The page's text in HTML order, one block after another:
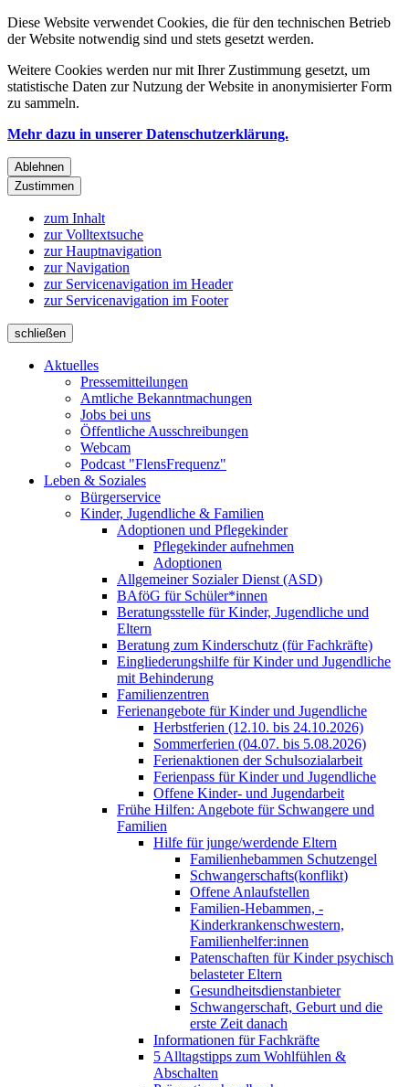
Diese Website verwendet Cookies, die für den technischen Betrieb
der Website notwendig sind und stets gesetzt werden.
Weitere Cookies werden nur mit Ihrer Zustimmung gesetzt, um
statistische Daten zur Nutzung der Website in anonymisierter Form
zu sammeln.
Mehr dazu in unserer Datenschutzerklärung.
Ablehnen
Zustimmen
zum Inhalt
zur Volltextsuche
zur Hauptnavigation
zur Navigation
zur Servicenavigation im Header
zur Servicenavigation im Footer
schließen
Aktuelles
Pressemitteilungen
Amtliche Bekanntmachungen
Jobs bei uns
Öffentliche Ausschreibungen
Webcam
Podcast "FlensFrequenz"
Leben & Soziales
Bürgerservice
Kinder, Jugendliche & Familien
Adoptionen und Pflegekinder
Pflegekinder aufnehmen
Adoptionen
Allgemeiner Sozialer Dienst (ASD)
BAföG für Schüler*innen
Beratungsstelle für Kinder, Jugendliche und
Eltern
Beratung zum Kinderschutz (für Fachkräfte)
Eingliederungshilfe für Kinder und Jugendliche
mit Behinderung
Familienzentren
Ferienangebote für Kinder und Jugendliche
Herbstferien (12.10. bis 24.10.2026)
Sommerferien (04.07. bis 5.08.2026)
Ferienaktionen der Schulsozialarbeit
Ferienpass für Kinder und Jugendliche
Offene Kinder- und Jugendarbeit
Frühe Hilfen: Angebote für Schwangere und
Familien
Hilfe für junge/werdende Eltern
Familienhebammen Schutzengel
Schwangerschafts(konflikt)
Offene Anlaufstellen
Familien-Hebammen, -
Kinderkrankenschwestern,
Familienhelfer:innen
Patenschaften für Kinder psychisch
belasteter Eltern
Gesundheitsdienstanbieter
Schwangerschaft, Geburt und die
erste Zeit danach
Informationen für Fachkräfte
5 Alltagstipps zum Wohlfühlen &
Abschalten